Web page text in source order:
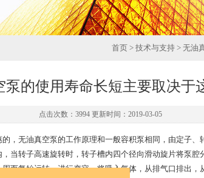
首页 > 技术与支持 > 无油
泵的使用寿命长短主要取决于
点击次数：3994 更新时间：2019-03-05
，无油真空泵的工作原理和一般容积泵相同，由定子、
当转子高速旋转时，转子槽内四个径向滑动旋片将泵
而复始运转，进行变容，将吸入气体，从排气口排出，